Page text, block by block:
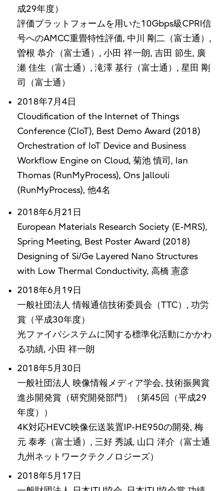
成29年度）
評価プラットフォームを用いた10Gbps級CPRI信
号へのAMCC重畳特性評価, 中川 剛二（富士通）,
曽根 恭介（富士通）, 小田 祥一朗, 吉田 節生, 廣
瀬 佳生（富士通）, 滝澤 基行（富士通）, 星田 剛
司（富士通）
2018年7月4日
Cloudification of the Internet of Things
Conference (CIoT), Best Demo Award (2018)
Orchestration of IoT Device and Business
Workflow Engine on Cloud, 菊池 慎司, Ian
Thomas (RunMyProcess), Ons Jallouli
(RunMyProcess), 他4名
2018年6月21日
European Materials Research Society (E-MRS),
Spring Meeting, Best Poster Award (2018)
Designing of Si/Ge Layered Nano Structures
with Low Thermal Conductivity, 高橋 憲彦
2018年6月19日
一般社団法人 情報通信技術委員会（TTC）, 功労
賞（平成30年度）
光ファイバシステムに関する標準化活動にかかわ
る功績, 小田 祥一朗
2018年5月30日
一般社団法人 映像情報メディア学会, 技術振興賞
進歩開発賞（研究開発部門）（第45回（平成29
年度））
4K対応HEVC映像伝送装置IP-HE950の開発, 梅
元 泰孝（富士通）, 三好 秀誠, 山口 洋介（富士通
九州ネットワークテクノロジーズ）
2018年5月17日